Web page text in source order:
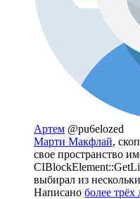
Артем @pu6elozed
Марти Макфлай,
свое пространство
выбирал из
Написано более трёх